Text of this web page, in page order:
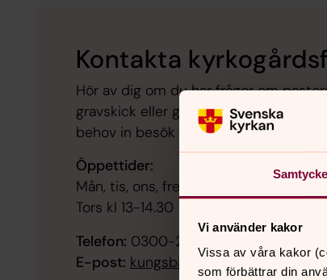
Samtycke
Vi använder kakor
Vissa av våra kakor
som förbättrar din
Kontakta
Hör av dig om du har frågor om
gravskick eller gravskötsel. Ring oss
behov in besök hos oss för att se ut
Öppettider:
Mån, tis, ons, fre kl 9.30-12
Tors kl 13-14.30
Telefon: 0300-242 00
E-post: